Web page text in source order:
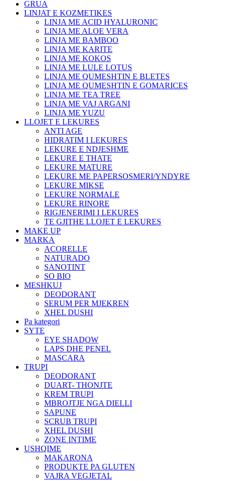
GRUA
LINJAT E KOZMETIKES
LINJA ME ACID HYALURONIC
LINJA ME ALOE VERA
LINJA ME BAMBOO
LINJA ME KARITE
LINJA ME KOKOS
LINJA ME LULE LOTUS
LINJA ME QUMESHTIN E BLETES
LINJA ME QUMESHTIN E GOMARICES
LINJA ME TEA TREE
LINJA ME VAJ ARGANI
LINJA ME YUZU
LLOJET E LEKURES
ANTI AGE
HIDRATIM I LEKURES
LEKURE E NDJESHME
LEKURE E THATE
LEKURE MATURE
LEKURE ME PAPERSOSMERI/YNDYRE
LEKURE MIKSE
LEKURE NORMALE
LEKURE RINORE
RIGJENERIMI I LEKURES
TE GJITHE LLOJET E LEKURES
MAKE UP
MARKA
ACORELLE
NATURADO
SANOTINT
SO BIO
MESHKUJ
DEODORANT
SERUM PER MJEKREN
XHEL DUSHI
Pa kategori
SYTE
EYE SHADOW
LAPS DHE PENEL
MASCARA
TRUPI
DEODORANT
DUART- THONJTE
KREM TRUPI
MBROJTJE NGA DIELLI
SAPUNE
SCRUB TRUPI
XHEL DUSHI
ZONE INTIME
USHQIME
MAKARONA
PRODUKTE PA GLUTEN
VAJRA VEGJETAL